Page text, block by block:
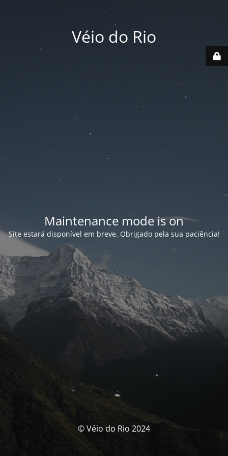
Véio do Rio
Maintenance mode is on
Site estará disponível em breve. Obrigado pela sua paciência!
© Véio do Rio 2024